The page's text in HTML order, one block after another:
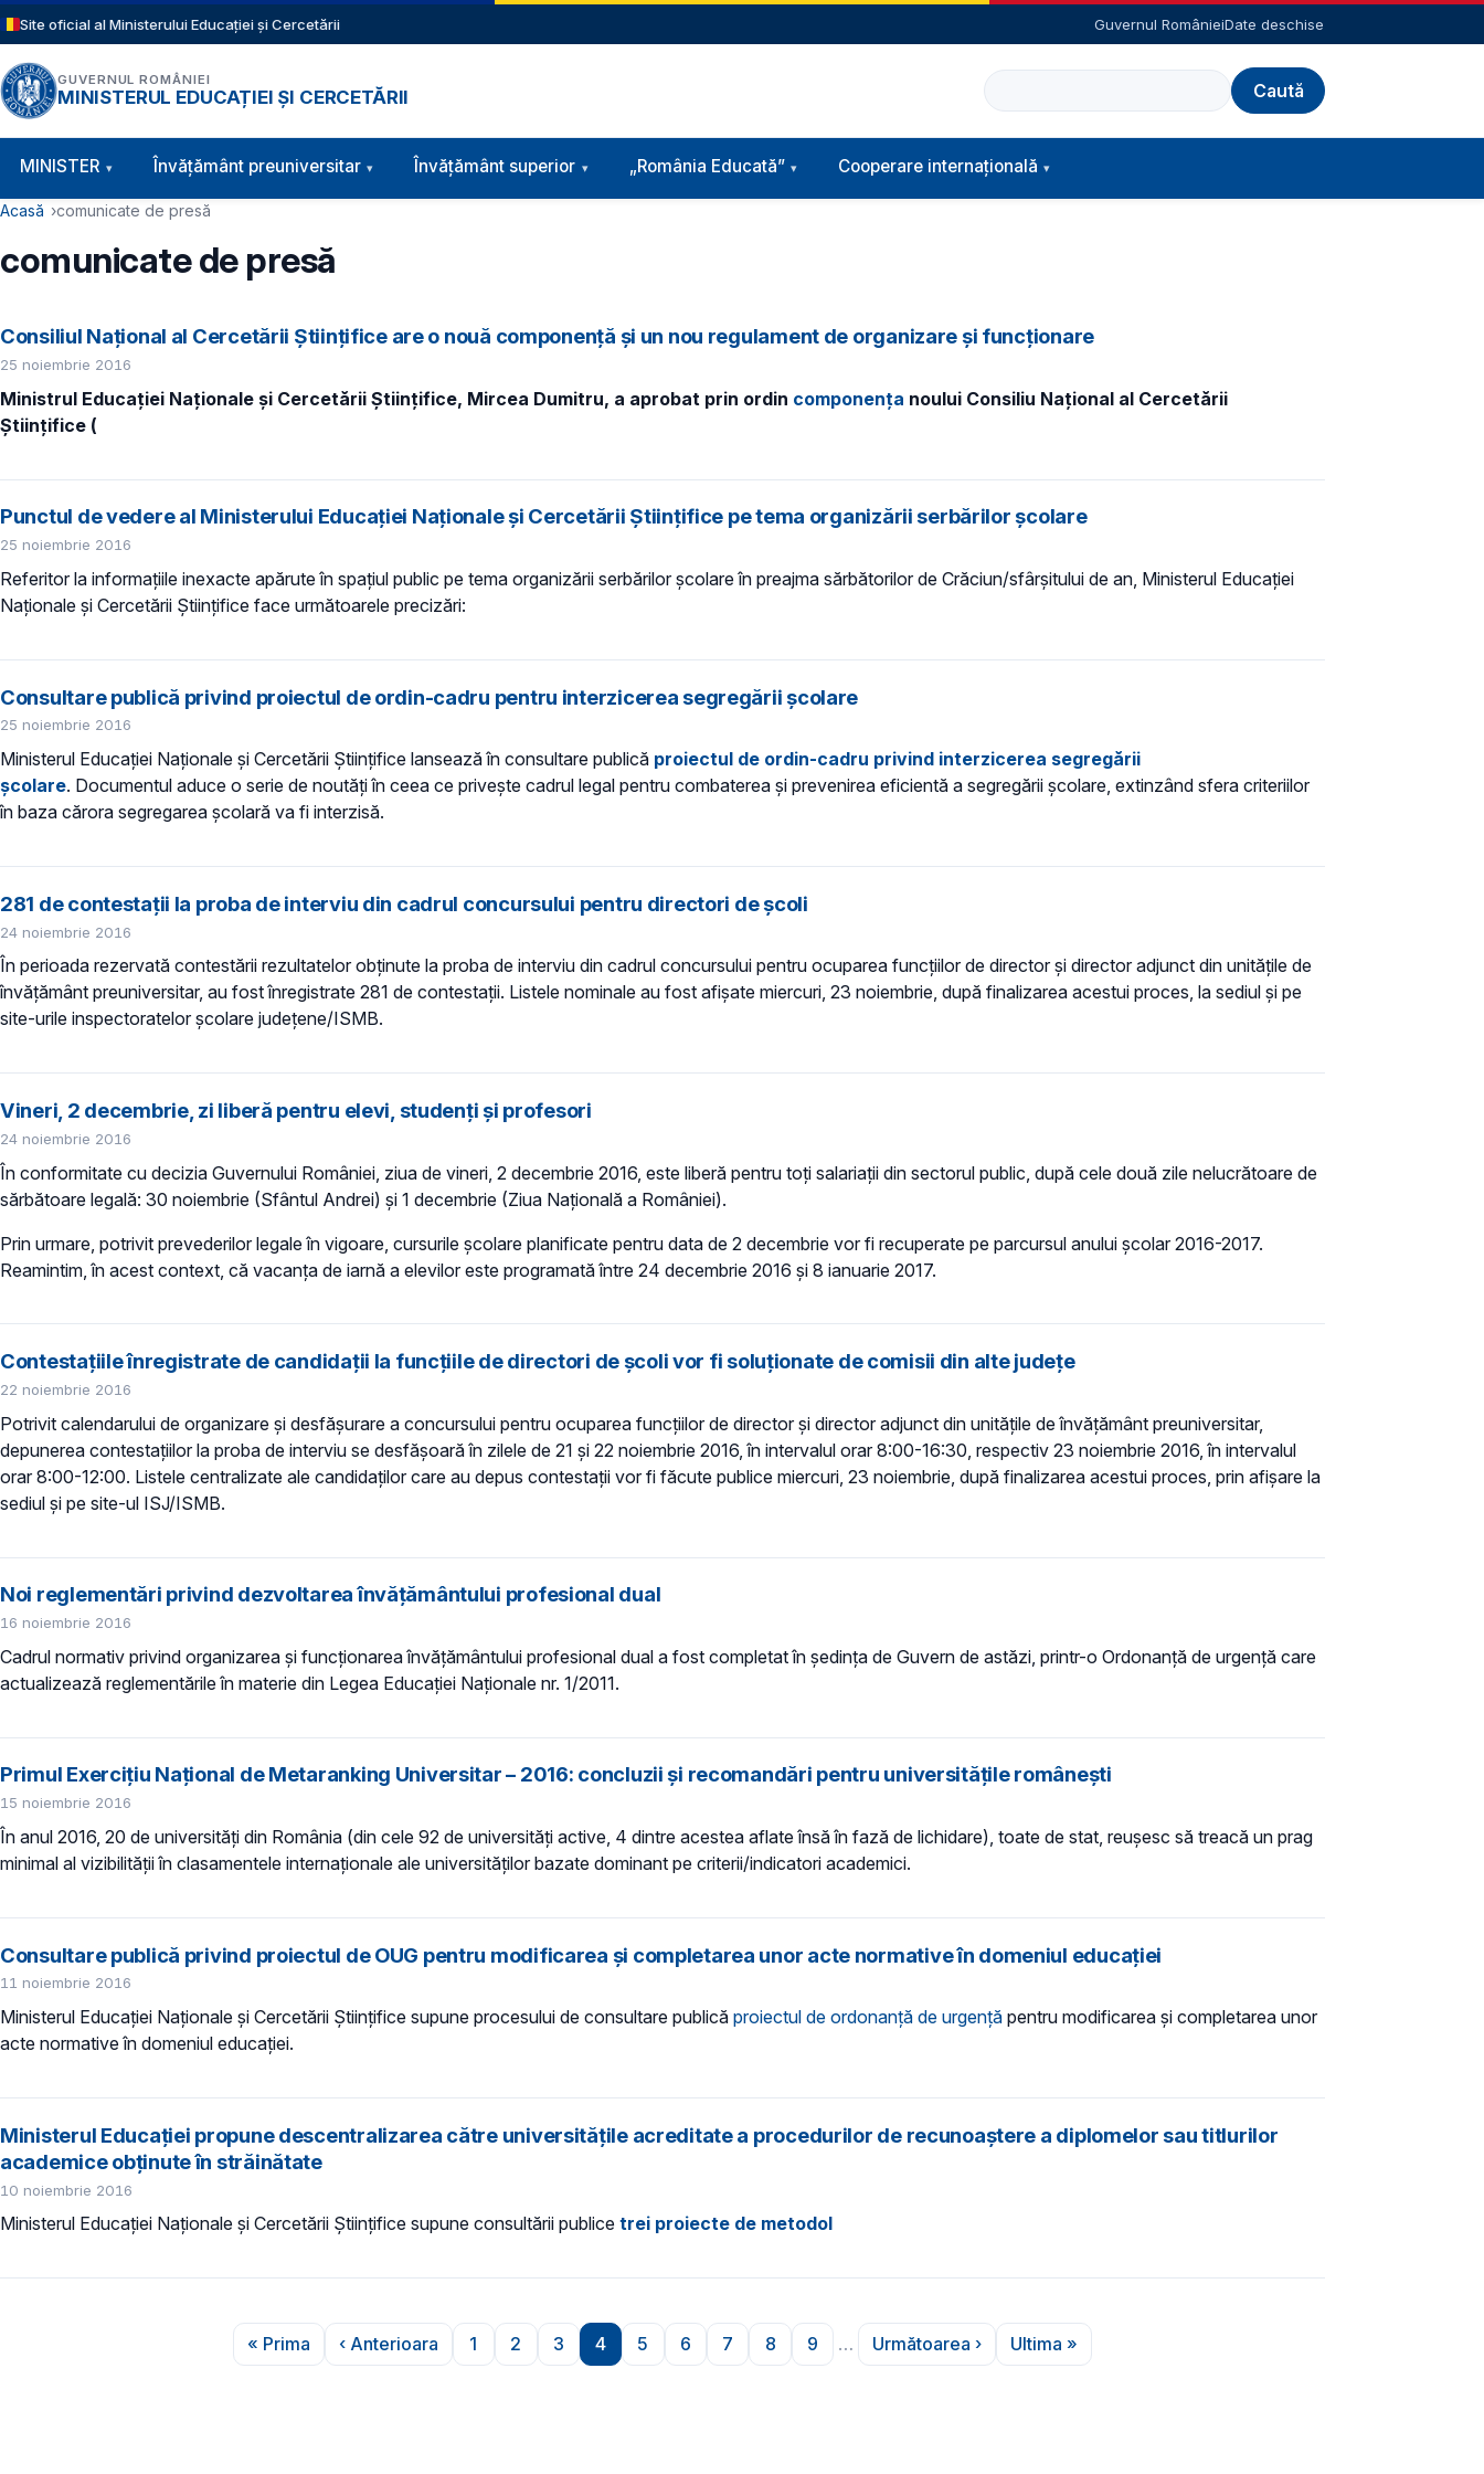
Sari la conținutul principal
Site oficial al Ministerului Educației și Cercetării Guvernul RomânieiDate deschise
GUVERNUL ROMÂNIEI
MINISTERUL EDUCAȚIEI ȘI CERCETĂRII
Caută
Navigație principală
MINISTER Învăţământ preuniversitar Învățământ superior „România Educată” Cooperare internațională
Cale de navigare
Acasă comunicate de presă
comunicate de presă
Consiliul Naţional al Cercetării Ştiinţifice are o nouă componență și un nou regulament de organizare și funcționare
25 noiembrie 2016
Ministrul Educației Naționale și Cercetării Științifice, Mircea Dumitru, a aprobat prin ordin componența noului Consiliu Naţional al Cercetării
Ştiinţifice (
Punctul de vedere al Ministerului Educației Naționale și Cercetării Științifice pe tema organizării serbărilor școlare
25 noiembrie 2016
Referitor la informațiile inexacte apărute în spațiul public pe tema organizării serbărilor școlare în preajma sărbătorilor de Crăciun/sfârșitului de an, Ministerul Educației
Naționale și Cercetării Științifice face următoarele precizări:
Consultare publică privind proiectul de ordin-cadru pentru interzicerea segregării şcolare
25 noiembrie 2016
Ministerul Educației Naționale și Cercetării Științifice lansează în consultare publică proiectul de ordin-cadru privind interzicerea segregării
şcolare. Documentul aduce o serie de noutăţi în ceea ce privește cadrul legal pentru combaterea şi prevenirea eficientă a segregării şcolare, extinzând sfera criteriilor
în baza cărora segregarea şcolară va fi interzisă.
281 de contestații la proba de interviu din cadrul concursului pentru directori de școli
24 noiembrie 2016
În perioada rezervată contestării rezultatelor obținute la proba de interviu din cadrul concursului pentru ocuparea funcțiilor de director și director adjunct din unitățile de
învățământ preuniversitar, au fost înregistrate 281 de contestații. Listele nominale au fost afișate miercuri, 23 noiembrie, după finalizarea acestui proces, la sediul şi pe
site-urile inspectoratelor școlare județene/ISMB.
Vineri, 2 decembrie, zi liberă pentru elevi, studenți și profesori
24 noiembrie 2016
În conformitate cu decizia Guvernului României, ziua de vineri, 2 decembrie 2016, este liberă pentru toți salariații din sectorul public, după cele două zile nelucrătoare de
sărbătoare legală: 30 noiembrie (Sfântul Andrei) şi 1 decembrie (Ziua Națională a României).
Prin urmare, potrivit prevederilor legale în vigoare, cursurile școlare planificate pentru data de 2 decembrie vor fi recuperate pe parcursul anului școlar 2016-2017.
Reamintim, în acest context, că vacanța de iarnă a elevilor este programată între 24 decembrie 2016 și 8 ianuarie 2017.
Contestațiile înregistrate de candidații la funcțiile de directori de școli vor fi soluționate de comisii din alte județe
22 noiembrie 2016
Potrivit calendarului de organizare și desfășurare a concursului pentru ocuparea funcțiilor de director și director adjunct din unitățile de învățământ preuniversitar,
depunerea contestaţiilor la proba de interviu se desfășoară în zilele de 21 şi 22 noiembrie 2016, în intervalul orar 8:00-16:30, respectiv 23 noiembrie 2016, în intervalul
orar 8:00-12:00. Listele centralizate ale candidaților care au depus contestații vor fi făcute publice miercuri, 23 noiembrie, după finalizarea acestui proces, prin afişare la
sediul şi pe site-ul ISJ/ISMB.
Noi reglementări privind dezvoltarea învățământului profesional dual
16 noiembrie 2016
Cadrul normativ privind organizarea și funcționarea învățământului profesional dual a fost completat în ședința de Guvern de astăzi, printr-o Ordonanță de urgență care
actualizează reglementările în materie din Legea Educației Naționale nr. 1/2011.
Primul Exercițiu Național de Metaranking Universitar – 2016: concluzii și recomandări pentru universitățile românești
15 noiembrie 2016
În anul 2016, 20 de universităţi din România (din cele 92 de universități active, 4 dintre acestea aflate însă în fază de lichidare), toate de stat, reuşesc să treacă un prag
minimal al vizibilităţii în clasamentele internaţionale ale universităţilor bazate dominant pe criterii/indicatori academici.
Consultare publică privind proiectul de OUG pentru modificarea și completarea unor acte normative în domeniul educației
11 noiembrie 2016
Ministerul Educației Naționale și Cercetării Științifice supune procesului de consultare publică proiectul de ordonanță de urgență pentru modificarea și completarea unor
acte normative în domeniul educației.
Ministerul Educației propune descentralizarea către universitățile acreditate a procedurilor de recunoaștere a diplomelor sau titlurilor
academice obținute în străinătate
10 noiembrie 2016
Ministerul Educației Naționale și Cercetării Științifice supune consultării publice trei proiecte de metodol
Prima pagină
« Prima
Pagina anterioară
‹ Anterioara
Pagina
1
Pagina
2
Pagina
3
Pagina
4
Pagina
5
Pagina
6
Pagina
7
Pagina
8
Pagina
9 …
Pagina următoare
Următoarea ›
Ultima pagină
Ultima »